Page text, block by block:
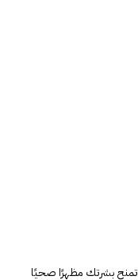
تمنح بشرتك مظهرًا صحيًا